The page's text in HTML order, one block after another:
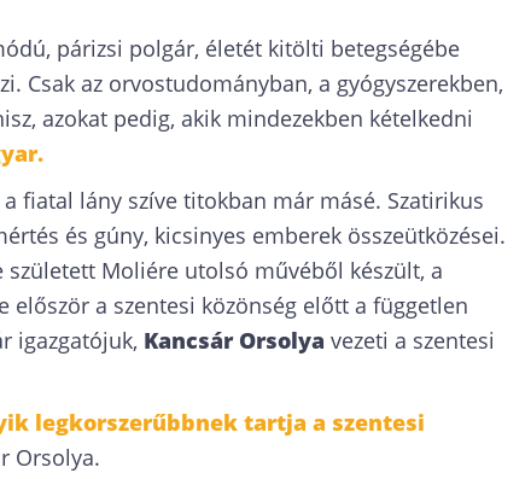
párizsi polgár, életét kitölti betegségébe
Csak az orvostudományban, a gyógyszerekben,
azokat pedig, akik mindezekben kételkedni
fiatal lány szíve titokban már másé. Szatirikus
és gúny, kicsinyes emberek összeütközései.
Moliére utolsó művéből készült, a
a szentesi közönség előtt a független
igazgatójuk, Kancsár Orsolya vezeti a szentesi
legkorszerűbbnek tartja a szentesi
Orsolya.